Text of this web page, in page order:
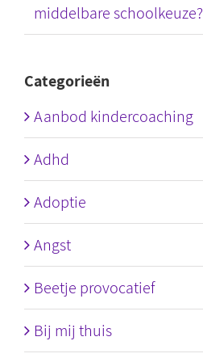
middelbare schoolkeuze?
Categorieën
Aanbod kindercoaching
Adhd
Adoptie
Angst
Beetje provocatief
Bij mij thuis